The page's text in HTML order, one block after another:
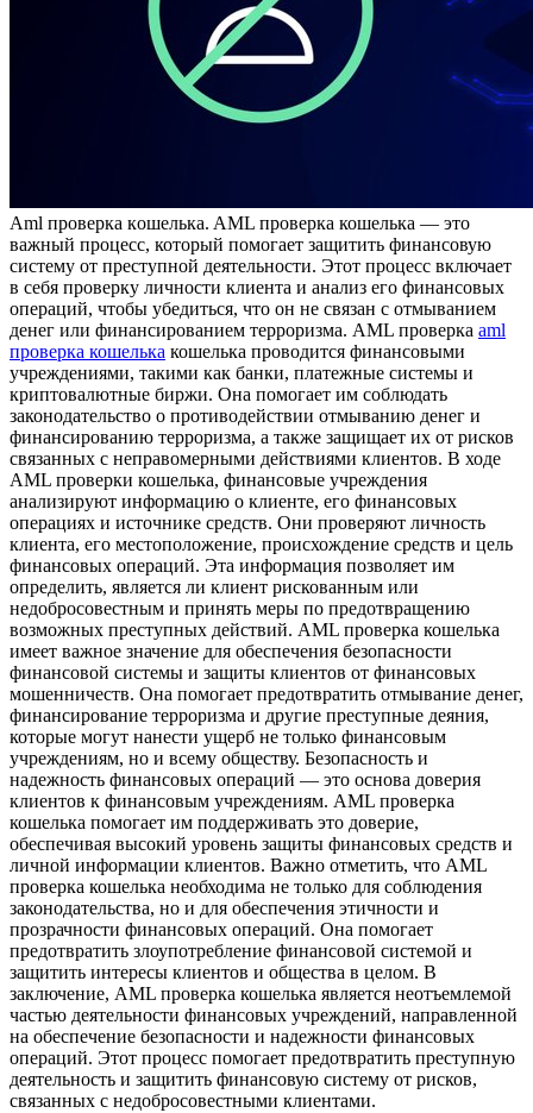
Aml прoвeркa кoшeлькa. AML прoвeркa кошелька — это
важный процесс, который помогает защитить финансовую
систему от преступной деятельности. Этот процесс включает
в себя проверку личности клиента и анализ его финансовых
операций, чтобы убедиться, что он не связан с отмыванием
денег или финансированием терроризма. AML проверка aml
проверка кошелька кошелька проводится финансовыми
учреждениями, такими как банки, платежные системы и
криптовалютные биржи. Она помогает им соблюдать
законодательство о противодействии отмыванию денег и
финансированию терроризма, а также защищает их от рисков
связанных с неправомерными действиями клиентов. В ходе
AML проверки кошелька, финансовые учреждения
анализируют информацию о клиенте, его финансовых
операциях и источнике средств. Они проверяют личность
клиента, его местоположение, происхождение средств и цель
финансовых операций. Эта информация позволяет им
определить, является ли клиент рискованным или
недобросовестным и принять меры по предотвращению
возможных преступных действий. AML проверка кошелька
имеет важное значение для обеспечения безопасности
финансовой системы и защиты клиентов от финансовых
мошенничеств. Она помогает предотвратить отмывание денег,
финансирование терроризма и другие преступные деяния,
которые могут нанести ущерб не только финансовым
учреждениям, но и всему обществу. Безопасность и
надежность финансовых операций — это основа доверия
клиентов к финансовым учреждениям. AML проверка
кошелька помогает им поддерживать это доверие,
обеспечивая высокий уровень защиты финансовых средств и
личной информации клиентов. Важно отметить, что AML
проверка кошелька необходима не только для соблюдения
законодательства, но и для обеспечения этичности и
прозрачности финансовых операций. Она помогает
предотвратить злоупотребление финансовой системой и
защитить интересы клиентов и общества в целом. В
заключение, AML проверка кошелька является неотъемлемой
частью деятельности финансовых учреждений, направленной
на обеспечение безопасности и надежности финансовых
операций. Этот процесс помогает предотвратить преступную
деятельность и защитить финансовую систему от рисков,
связанных с недобросовестными клиентами.